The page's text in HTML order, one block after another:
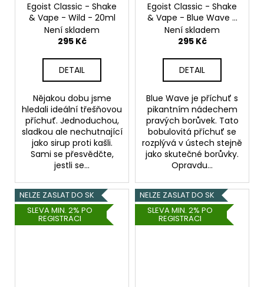
Egoist Classic - Shake
& Vape - Wild - 20ml
Není skladem
295 Kč
DETAIL
Nějakou dobu jsme
hledali ideální třešňovou
příchuť. Jednoduchou,
sladkou ale nechutnající
jako sirup proti kašli.
Sami se přesvědčte,
jestli se...
Egoist Classic - Shake
& Vape - Blue Wave -
20ml
Není skladem
295 Kč
DETAIL
Blue Wave je příchuť s
pikantním nádechem
pravých borůvek. Tato
bobulovitá příchuť se
rozplývá v ústech stejně
jako skutečné borůvky.
Opravdu...
NELZE ZASLAT DO SK
SLEVA MIN. 2% PO
REGISTRACI
NELZE ZASLAT DO SK
SLEVA MIN. 2% PO
REGISTRACI